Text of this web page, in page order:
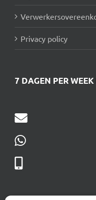
Privacy policy
7 DAGEN PER